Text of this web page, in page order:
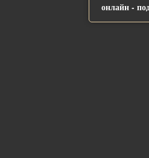
онлайн -